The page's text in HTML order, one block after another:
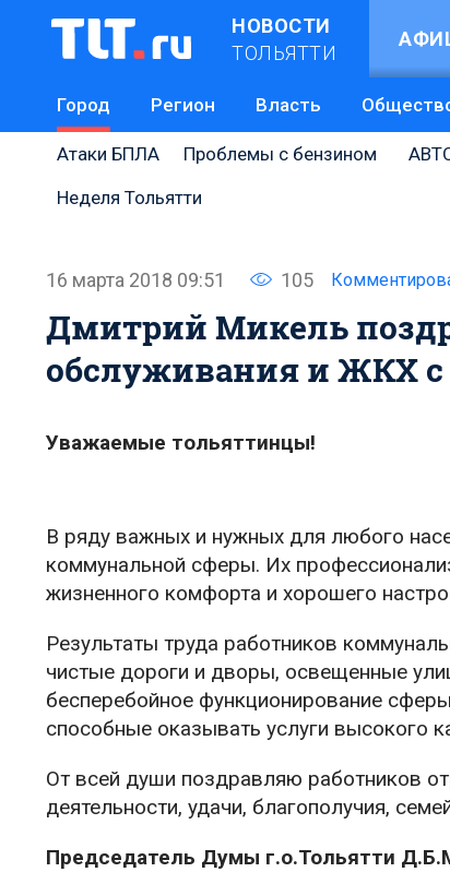
НОВОСТИ
ТОЛЬЯТТИ
Город Регион Власть
Атаки БПЛА Проблемы с бензином
Неделя Тольятти
16 марта 2018 09:51 105
Дмитрий Микель
обслуживания и ЖКХ
Уважаемые тольяттинцы!
В ряду важных и нужных для любого
коммунальной сферы. Их
жизненного комфорта и хорошего
Результаты труда работников
чистые дороги и дворы, освещенные
бесперебойное функционирование
способные оказывать услуги высокого
От всей души поздравляю работников
деятельности, удачи, благополучия,
Председатель Думы г.о.Тольятти